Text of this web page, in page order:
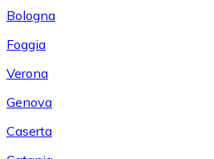
Bologna
Foggia
Verona
Genova
Caserta